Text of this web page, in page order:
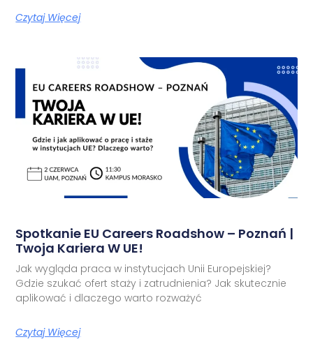
Czytaj Więcej
Spotkanie EU Careers Roadshow – Poznań |
Twoja Kariera W UE!
Jak wygląda praca w instytucjach Unii Europejskiej?
Gdzie szukać ofert staży i zatrudnienia? Jak skutecznie
aplikować i dlaczego warto rozważyć
Czytaj Więcej